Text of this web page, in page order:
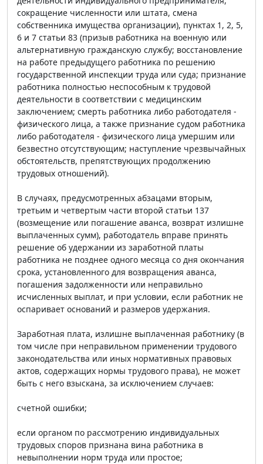
сокращение численности или штата, смена
собственника имущества организации), пунктах 1, 2, 5,
6 и 7 статьи 83 (призыв работника на военную или
альтернативную гражданскую службу; восстановление
на работе предыдущего работника по решению
государственной инспекции труда или суда; признание
работника полностью неспособным к трудовой
деятельности в соответствии с медицинским
заключением; смерть работника либо работодателя -
физического лица, а также признание судом работника
либо работодателя - физического лица умершим или
безвестно отсутствующим; наступление чрезвычайных
обстоятельств, препятствующих продолжению
трудовых отношений).
В случаях, предусмотренных абзацами вторым,
третьим и четвертым части второй статьи 137
(возмещение или погашение аванса, возврат излишне
выплаченных сумм), работодатель вправе принять
решение об удержании из заработной платы
работника не позднее одного месяца со дня окончания
срока, установленного для возвращения аванса,
погашения задолженности или неправильно
исчисленных выплат, и при условии, если работник не
оспаривает оснований и размеров удержания.
Заработная плата, излишне выплаченная работнику (в
том числе при неправильном применении трудового
законодательства или иных нормативных правовых
актов, содержащих нормы трудового права), не может
быть с него взыскана, за исключением случаев:
счетной ошибки;
если органом по рассмотрению индивидуальных
трудовых споров признана вина работника в
невыполнении норм труда или простое;